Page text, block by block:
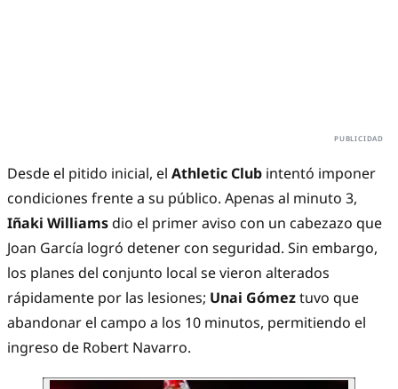
Desde el pitido inicial, el Athletic Club intentó imponer
condiciones frente a su público. Apenas al minuto 3,
Iñaki Williamsdio el primer aviso con un cabezazo que
Joan García logró detener con seguridad. Sin embargo,
los planes del conjunto local se vieron alterados
rápidamente por las lesiones; Unai Gómeztuvo que
abandonar el campo a los 10 minutos, permitiendo el
ingreso de Robert Navarro.